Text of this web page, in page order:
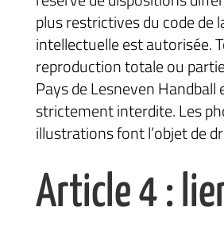
plus restrictives du code de
intellectuelle est autorisée.
reproduction totale ou
Pays de Lesneven Handball
strictement interdite. Les
illustrations font l’objet de
Article 4 :